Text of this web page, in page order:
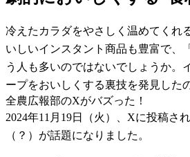
冷えたカラダをやさしく温めてくれ
いしいインスタント商品も豊富で、
う人も多いのではないでしょうか。
ープをおいしくする裏技を発見した
全農広報部のXがバズった！
2024年11月19日（火）、Xに投稿さ
（？）が話題になりました。